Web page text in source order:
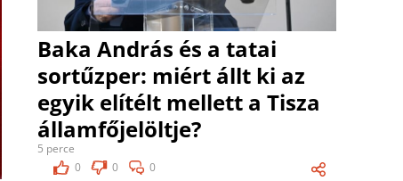
Baka András és a tatai
sortűzper: miért állt ki az
egyik elítélt mellett a Tisza
államfőjelöltje?
5 perce
0
0 0